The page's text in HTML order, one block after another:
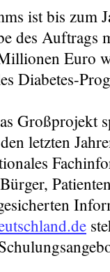
ist bis zum
des Auftrags
Euro
Diabetes-
Großprojekt
letzten